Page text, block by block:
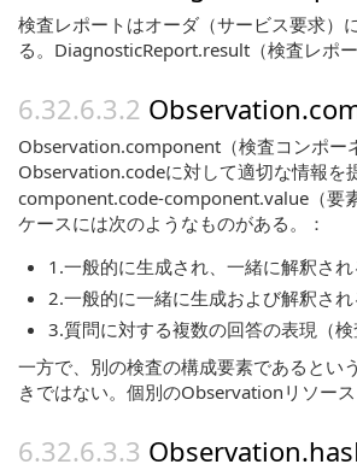
検査レポートはオーダ（サービス要求）
る。DiagnosticReport.result（検査レポ
Observation.component（検査コンポー
Observation.codeに対して適切な情報を
component.code-component.value（要
ケースには次のようなものがある。：
1.一般的に生成され、一緒に解釈さ
2.一般的に一緒に生成および解釈さ
3.質問に対する複数の回答の表現（
一方で、別の検査の構成要素であるとい
きではない。個別のObservationリソー